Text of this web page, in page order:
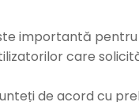
importantă
care
de acord cu